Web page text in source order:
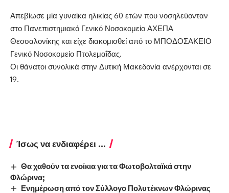
Απεβίωσε μία γυναίκα ηλικίας 60 ετών που νοσηλεύονταν
στο Πανεπιστημιακό Γενικό Νοσοκομείο ΑΧΕΠΑ
Θεσσαλονίκης και είχε διακομισθεί από το ΜΠΟΔΟΣΑΚΕΙΟ
Γενικό Νοσοκομείο Πτολεμαΐδας.
Οι θάνατοι συνολικά στην Δυτική Μακεδονία ανέρχονται σε
19.
Ίσως να ενδιαφέρει ...
Θα χαθούν τα ενοίκια για τα Φωτοβολταϊκά στην
Φλώρινα;
Ενημέρωση από τον Σύλλογο Πολυτέκνων Φλώρινας